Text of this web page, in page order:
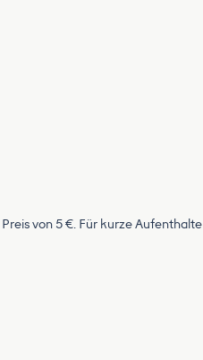
von 5 €. Für kurze Aufenthalte